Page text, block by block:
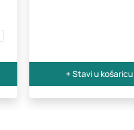
+ Stavi u košaricu